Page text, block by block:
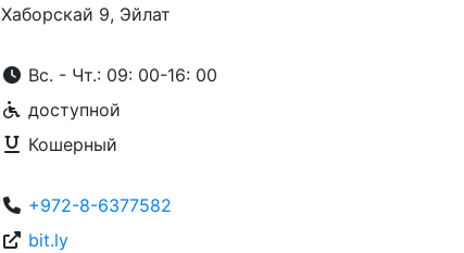
Хаборскай 9, Эйлат
Вс. - Чт.: 09: 00-16: 00
доступной
Кошерный
+972-8-6377582
bit.ly